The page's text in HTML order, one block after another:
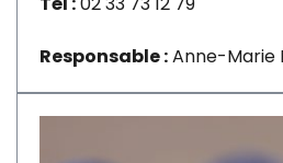
Responsable :Anne-Marie